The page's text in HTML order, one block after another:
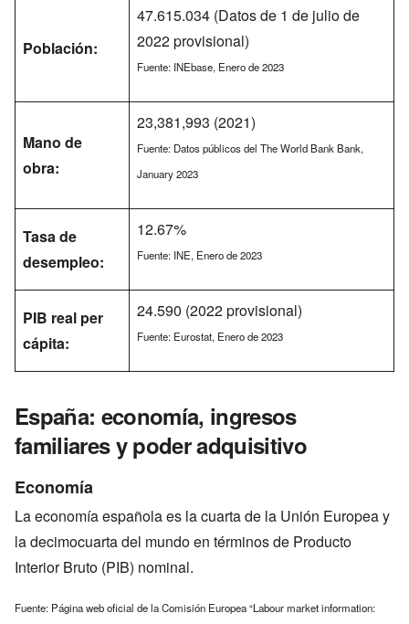
Población:
47.615.034 (Datos de 1 de julio de
2022 provisional)
Fuente: INEbase, Enero de 2023
Mano de
obra:
23,381,993 (2021)
Fuente: Datos públicos del The World Bank Bank,
January 2023
Tasa de
desempleo:
12.67%
Fuente: INE, Enero de 2023
PIB real per
cápita:
24.590 (2022 provisional)
Fuente: Eurostat, Enero de 2023
España: economía, ingresos
familiares y poder adquisitivo
Economía
La economía española es la cuarta de la Unión Europea y
la decimocuarta del mundo en términos de Producto
Interior Bruto (PIB) nominal.
Fuente: Página web oficial de la Comisión Europea “Labour market information: